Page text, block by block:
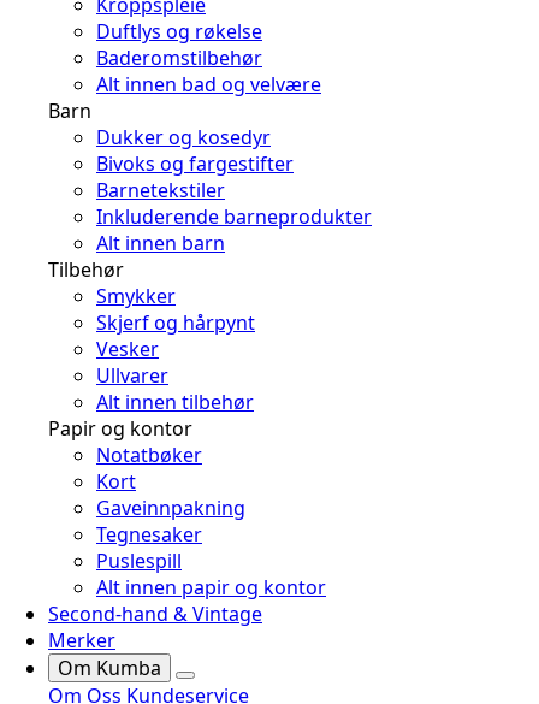
Duftlys og røkelse
Baderomstilbehør
Alt innen bad og velvære
Barn
Dukker og kosedyr
Bivoks og fargestifter
Barnetekstiler
Inkluderende barneprodukter
Alt innen barn
Tilbehør
Smykker
Skjerf og hårpynt
Vesker
Ullvarer
Alt innen tilbehør
Papir og kontor
Notatbøker
Kort
Gaveinnpakning
Tegnesaker
Puslespill
Alt innen papir og kontor
Second-hand & Vintage
Merker
Om Kumba
Om Oss Kundeservice